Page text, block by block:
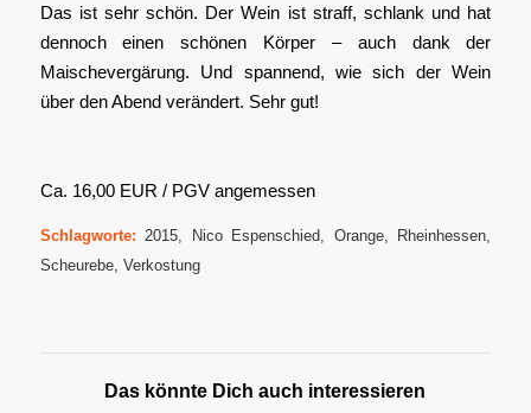
Das ist sehr schön. Der Wein ist straff, schlank und hat
dennoch einen schönen Körper – auch dank der
Maischevergärung. Und spannend, wie sich der Wein
über den Abend verändert. Sehr gut!
Ca. 16,00 EUR / PGV angemessen
Schlagworte: 2015 Nico Espenschied Orange, Rheinhessen
Scheurebe, Verkostung
Das könnte Dich auch interessieren